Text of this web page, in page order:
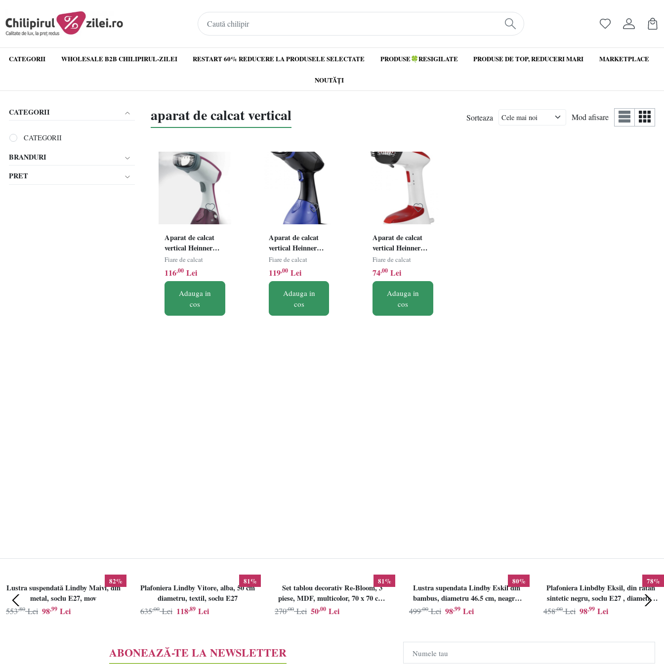
CATEGORII WHOLESALE B2B CHILIPIRUL-ZILEI RESTART 60% REDUCERE LA PRODUSELE SELECTATE PRODUSE🍀RESIGILATE PRODUSE DE TOP, REDUCERI MARI MARKETPLACE
NOUTĂȚI
CATEGORII
CATEGORII
BRANDURI
PRET
aparat de calcat vertical Sorteaza Mod afisare
Aparat de calcat
vertical Heinner
HGS-1100PP,
1100W, Rezervor
detasabil 0.25L, Jet
abur continuu,
Debit de abur
17+/-4g min, Mov
Fiare de calcat
116,00 Lei
Adauga in
cos
Aparat de calcat
vertical Heinner
HGS-1600BK,
1630W, Rezervor
detasabil 250ml,
Negru
Fiare de calcat
119,00 Lei
Adauga in
cos
Aparat de calcat
vertical Heinner
HGS-1400RD,
Putere 1240-
1470W, Talpa din
inox, Pliabil pentru
depozitare usoara,
Perie inclusa,
Fiare de calcat
74,00 Lei
Adauga in
cos
82%
Lustra suspendată Lindby Maivi, din
metal, soclu E27, mov
98,99 Lei
553,80 Lei
81%
Plafoniera Lindby Vitore, alba, 50 cm
diametru, textil, soclu E27
118,89 Lei
635,00 Lei
81%
Set tablou decorativ Re-Bloom, 3
piese, MDF, multicolor, 70 x 70 cm,
Resigilat, Grad B
50,00 Lei
270,00 Lei
80%
Lustra supendata Lindby Eskil din
bambus, diametru 46.5 cm, neagra,
E27
98,99 Lei
499,00 Lei
78%
Plafoniera Linbdby Eksil, din ratan
sintetic negru, soclu E27 , diametru
46.5cm, LINDBY
98,99 Lei
458,00 Lei
ABONEAZĂ-TE LA NEWSLETTER Numele tau